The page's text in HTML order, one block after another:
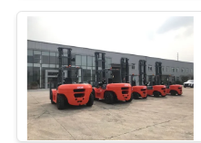
TUR
PABRIK
KONTROL
KUALITAS
Truk